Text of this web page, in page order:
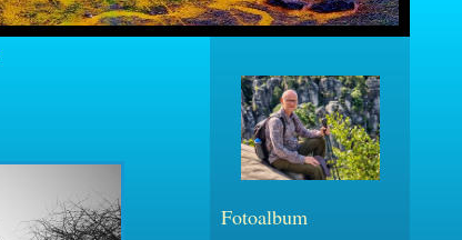
Fotoalbum